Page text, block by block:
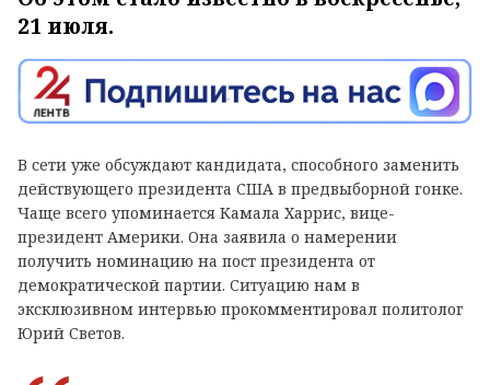
21 июля.
В сети уже обсуждают кандидата, способного заменить
действующего президента США в предвыборной гонке.
Чаще всего упоминается Камала Харрис, вице-
президент Америки. Она заявила о намерении
получить номинацию на пост президента от
демократической партии. Ситуацию нам в
эксклюзивном интервью прокомментировал политолог
Юрий Светов.